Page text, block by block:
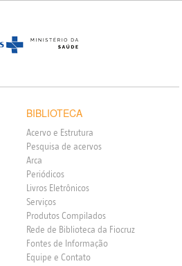
BIBLIOTECA
Acervo e Estrutura
Pesquisa de acervos
Arca
Periódicos
Livros Eletrônicos
Serviços
Produtos Compilados
Rede de Biblioteca da Fiocruz
Fontes de Informação
Equipe e Contato